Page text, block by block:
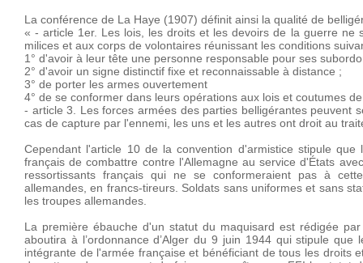
La conférence de La Haye (1907) définit ainsi la qualité de
« - article 1er. Les lois, les droits et les devoirs de la guerre ne
milices et aux corps de volontaires réunissant les conditions
1° d'avoir à leur tête une personne responsable pour ses
2° d'avoir un signe distinctif fixe et reconnaissable à distance ;
3° de porter les armes ouvertement
4° de se conformer dans leurs opérations aux lois et coutumes
- article 3. Les forces armées des parties belligérantes peuvent
cas de capture par l'ennemi, les uns et les autres ont droit au
Cependant l'article 10 de la convention d'armistice stipule
français de combattre contre l'Allemagne au service d'États
ressortissants français qui ne se conformeraient pas à
allemandes, en francs-tireurs. Soldats sans uniformes et sans
les troupes allemandes.
La première ébauche d'un statut du maquisard est rédigée
aboutira à l’ordonnance d’Alger du 9 juin 1944 qui stipule
intégrante de l'armée française et bénéficiant de tous les droits